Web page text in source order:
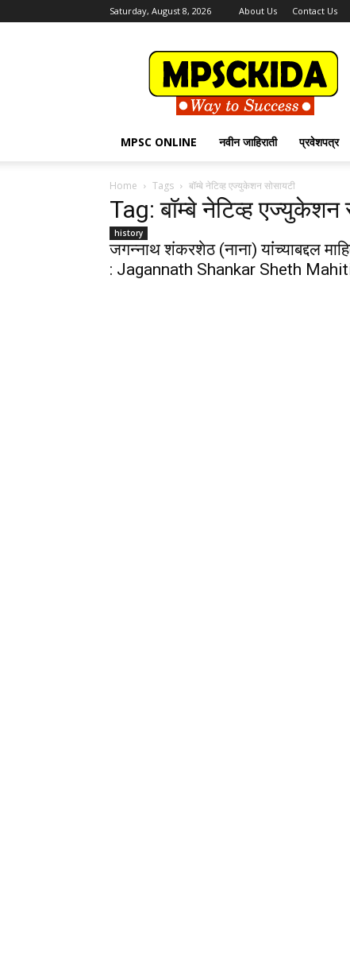
Saturday, August 8, 2026 About Us Contact Us
MPSCKida.com
सर्व
नवीन
जाहिराती
Letest
Jobs
MPSC ONLINE नवीन जाहिराती प्रवेशपत्र
Home Tags बॉम्बे नेटिव्ह एज्युकेशन सोसायटी
Tag: बॉम्बे नेटिव्ह एज्युकेशन
history
जगन्नाथ शंकरशेठ (नाना) यांंच्याबद्दल
: Jagannath Shankar Sheth